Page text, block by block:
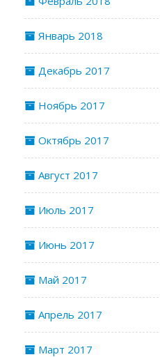
Январь 2018
Декабрь 2017
Ноябрь 2017
Октябрь 2017
Август 2017
Июль 2017
Июнь 2017
Май 2017
Апрель 2017
Март 2017